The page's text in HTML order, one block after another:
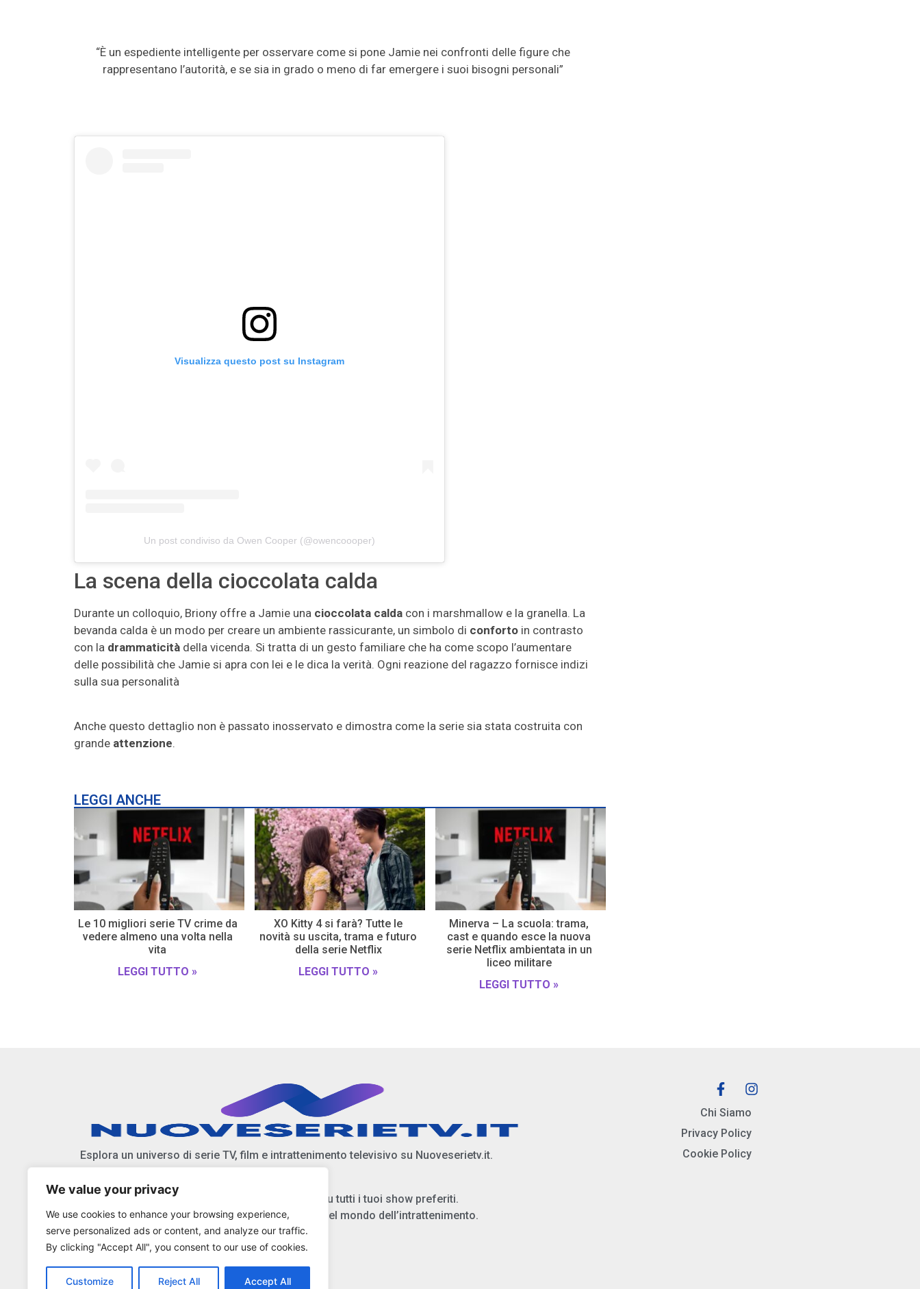
We value your privacy
We use cookies to enhance your browsing experience,
serve personalized ads or content, and analyze our traffic.
By clicking "Accept All", you consent to our use of cookies.
Customize Reject All Accept All
“È un espediente intelligente per osservare come si pone Jamie nei confronti delle figure che
rappresentano l’autorità, e se sia in grado o meno di far emergere i suoi bisogni personali”
Visualizza questo post su Instagram
Un post condiviso da Owen Cooper (@owencoooper)
La scena della cioccolata calda
Durante un colloquio, Briony offre a Jamie una cioccolata calda con i marshmallow e la granella. La
bevanda calda è un modo per creare un ambiente rassicurante, un simbolo di conforto in contrasto
con la drammaticità della vicenda. Si tratta di un gesto familiare che ha come scopo l’aumentare
delle possibilità che Jamie si apra con lei e le dica la verità. Ogni reazione del ragazzo fornisce indizi
sulla sua personalità
Anche questo dettaglio non è passato inosservato e dimostra come la serie sia stata costruita con
grande attenzione.
LEGGI ANCHE
Le 10 migliori serie TV crime da
vedere almeno una volta nella
vita
LEGGI TUTTO »
XO Kitty 4 si farà? Tutte le
novità su uscita, trama e futuro
della serie Netflix
LEGGI TUTTO »
Minerva – La scuola: trama,
cast e quando esce la nuova
serie Netflix ambientata in un
liceo militare
LEGGI TUTTO »
Esplora un universo di serie TV, film e intrattenimento televisivo su Nuoveserietv.it.
Scopri anticipazioni, notizie, e approfondimenti su tutti i tuoi show preferiti.
Resta aggiornato sulle ultime tendenze e novità del mondo dell’intrattenimento.
Chi Siamo
Privacy Policy
Cookie Policy